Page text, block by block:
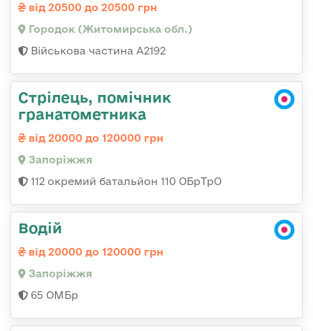
від 20500 до 20500 грн
Городок (Житомирська обл.)
Військова частина А2192
Стрілець, помічник
гранатометника
від 20000 до 120000 грн
Запоріжжя
112 окремий батальйон 110 ОБрТрО
Водій
від 20000 до 120000 грн
Запоріжжя
65 ОМБр